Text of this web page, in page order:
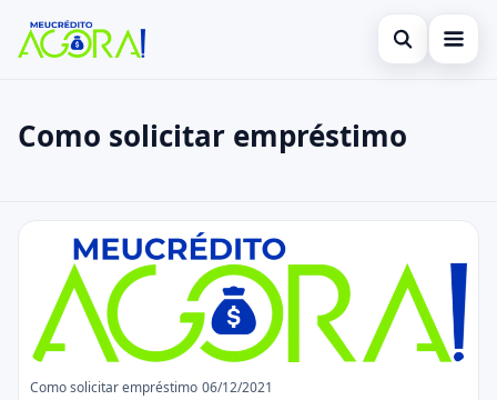
Abrir busca
Finanças
Legal
Pressione Enter para buscar ou ESC para fechar.
Como solicitar empréstimo
Como solicitar empréstimo
Como solicitar empréstimo 06/12/2021